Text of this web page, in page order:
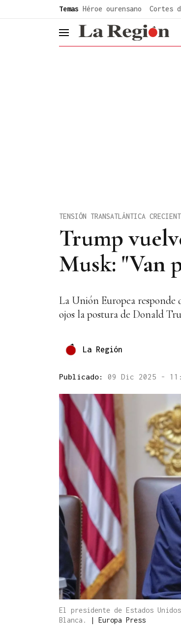
Temas Héroe ourensano Cortes
header.menu.open
Trump
Musk: "Van
TENSIÓN TRANSATLÁNTICA
La Unión Europea
ojos la postura de Donald
La Región
Publicado: 09 Dic 2025 -
El presidente de Estados
Blanca.
| Europa Press